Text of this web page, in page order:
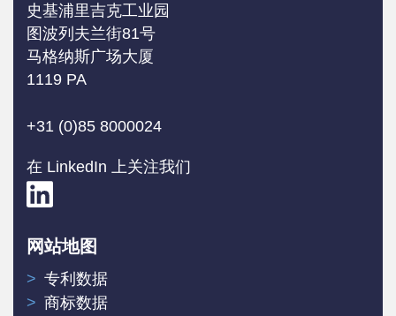
史基浦里吉克工业园
图波列夫兰街81号
马格纳斯广场大厦
1119 PA
+31 (0)85 8000024
在 LinkedIn 上关注我们
网站地图
专利数据
商标数据